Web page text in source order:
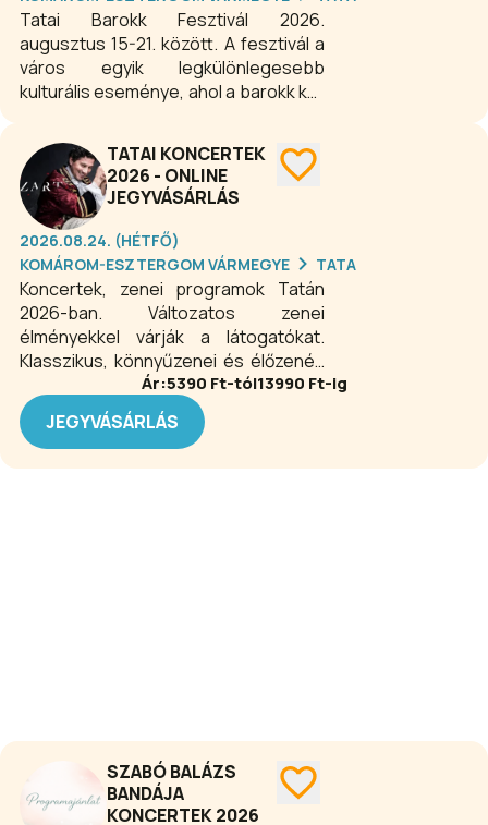
belépés ingyenes!
Tatai Barokk Fesztivál 2026.
augusztus 15-21. között. A fesztivál a
város egyik legkülönlegesebb
kulturális eseménye, ahol a barokk kor
történelmi hangulata kel életre. A
többnapos összművészeti
rendezvény koncertekkel,
kiállításokkal, színházi előadásokkal,
városi sétákkal és családi
programokkal várja a látogatókat Tata
ikonikus helyszínein.
TATAI KONCERTEK
2026 - ONLINE
JEGYVÁSÁRLÁS
2026.08.24. (HÉTFŐ)
KOMÁROM-ESZTERGOM VÁRMEGYE
TATA
Koncertek, zenei programok Tatán
2026-ban. Változatos zenei
élményekkel várják a látogatókat.
Klasszikus, könnyűzenei és élőzenés
estek egyaránt színesítik a
programot, elegáns és barátságos
helyszíneken.
Ár:5390 Ft-tól13990 Ft-ig
JEGYVÁSÁRLÁS
SZABÓ BALÁZS
BANDÁJA
KONCERTEK 2026